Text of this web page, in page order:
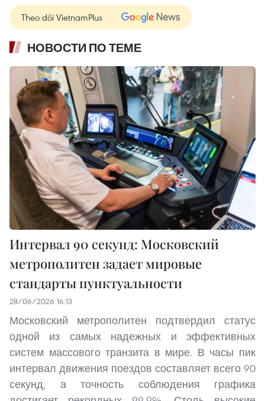
Theo dõi VietnamPlus
НОВОСТИ ПО ТЕМЕ
Интервал 90 секунд: Московский
метрополитен задает мировые
стандарты пунктуальности
28/06/2026 16:13
Московский метрополитен подтвердил статус
одной из самых надежных и эффективных
систем массового транзита в мире. В часы пик
интервал движения поездов составляет всего 90
секунд, а точность соблюдения графика